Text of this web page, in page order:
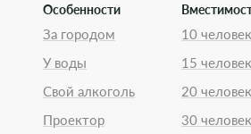
Особенности
За городом
У воды
Свой алкоголь
Проектор
10 человек
15 человек
20 человек
30 человек